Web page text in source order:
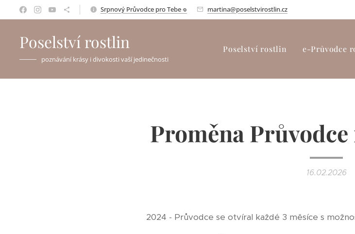
Srpnový Průvodce pro Tebe 𖦹 martina@poselstvirostlin.cz
Poselství rostlin
poznávání krásy i divokosti vaší jedinečnosti
Poselství rostlin e-Průvodce
Proměna
16.02.2026
2024 - Průvodce se otvíral každé 3 měsíce s